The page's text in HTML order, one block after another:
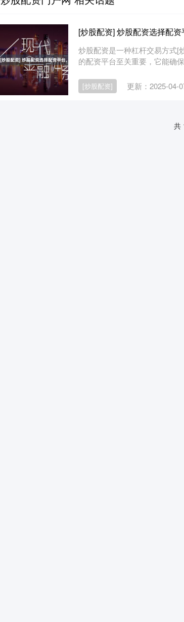
[炒股配资] 炒股配资选择配
炒股配资是一种杠杆交易方式[
的配资平台至关重要，它能确
[炒股配资] 更新：2025-04-
共